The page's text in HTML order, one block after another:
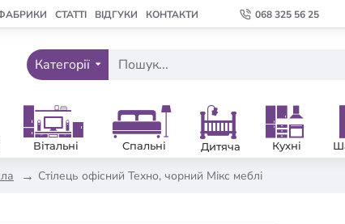
СТАТТІ ВІДГУКИ КОНТАКТИ 068 325 56 25
Категорії
Вітальні Спальні Дитяча Кухні
Стілець офісний Техно, чорний Мікс меблі